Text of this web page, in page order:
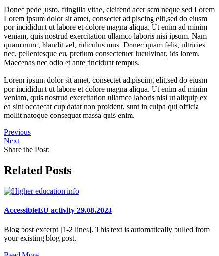
Donec pede justo, fringilla vitae, eleifend acer sem neque sed Lorem
Lorem ipsum dolor sit amet, consectet adipiscing elit,sed do eiusm
por incididunt ut labore et dolore magna aliqua. Ut enim ad minim
veniam, quis nostrud exercitation ullamco laboris nisi ipsum. Nam
quam nunc, blandit vel, ridiculus mus. Donec quam felis, ultricies
nec, pellentesque eu, pretium consectetuer luculvinar, ids lorem.
Maecenas nec odio et ante tincidunt tempus.
Lorem ipsum dolor sit amet, consectet adipiscing elit,sed do eiusm
por incididunt ut labore et dolore magna aliqua. Ut enim ad minim
veniam, quis nostrud exercitation ullamco laboris nisi ut aliquip ex
ea sint occaecat cupidatat non proident, sunt in culpa qui officia
mollit natoque consequat massa quis enim.
Previous
Next
Share the Post:
Related Posts
AccessibleEU activity 29.08.2023
Blog post excerpt [1-2 lines]. This text is automatically pulled from
your existing blog post.